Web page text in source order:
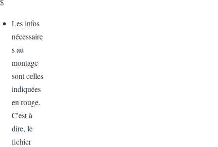
$
Les infos
nécessaire
s au
montage
sont celles
indiquées
en rouge.
C'est à
dire, le
fichier